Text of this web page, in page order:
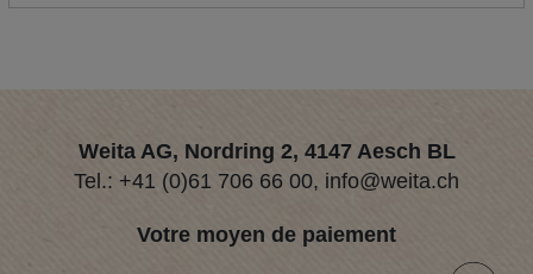
Weita AG, Nordring 2, 4147 Aesch BL
Tel.: +41 (0)61 706 66 00, info@weita.ch
Votre moyen de paiement